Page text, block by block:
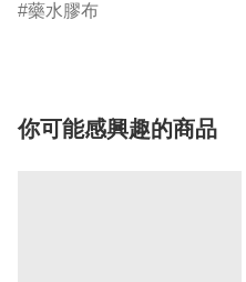
藥水膠布
你可能感興趣的商品